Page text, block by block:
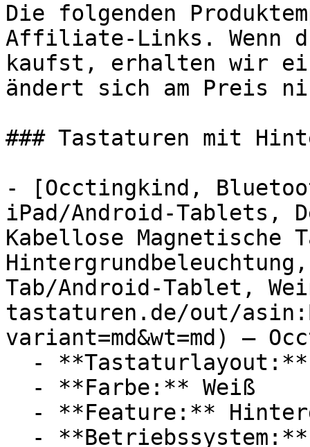
Die folgenden
Affiliate-Links. Wenn
kaufst, erhalten wir
ändert sich am Preis
### Tastaturen mit
- [Occtingkind,
iPad/Android-Tablets,
Kabellose Magnetische
Tab/Android-Tablet,
tastaturen.de/out/
variant=md&wt=md) —